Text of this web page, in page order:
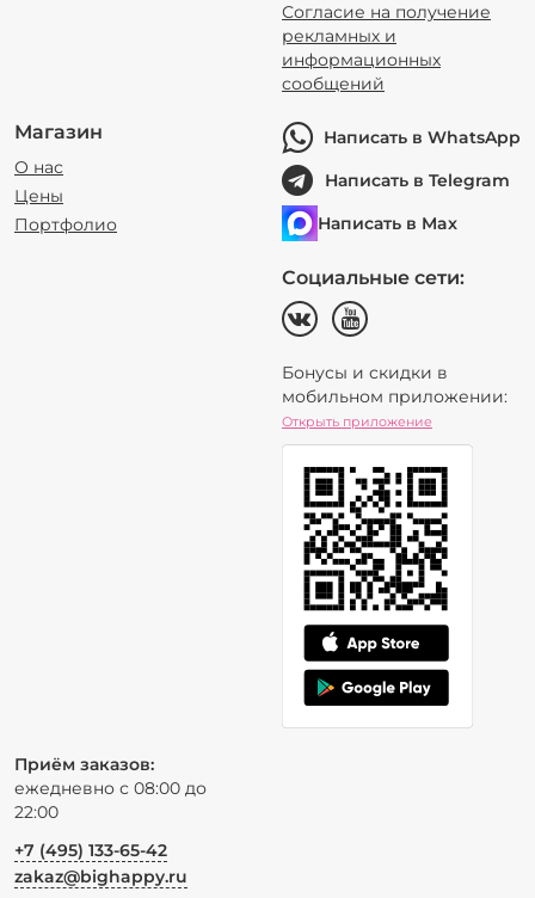
Согласие на получение
рекламных и
информационных
сообщений
Магазин
О нас
Цены
Портфолио
Написать в WhatsApp
Написать в Telegram
Написать в Max
Социальные сети:
Бонусы и скидки в
мобильном приложении:
Открыть приложение
Приём заказов:
ежедневно с 08:00 до
22:00
+7 (495) 133-65-42
zakaz@bighappy.ru